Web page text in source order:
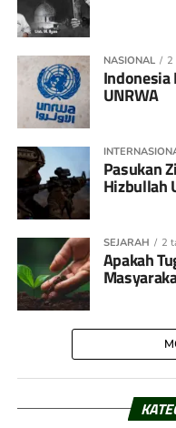
NASIONAL 2
Indonesia
UNRWA
Pasukan
Hizbullah
SEJARAH 2
Apakah